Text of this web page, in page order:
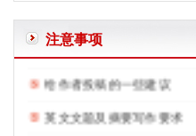
注意事项
给作者投稿的一些建议
英文文题及摘要写作要求
正确使用表格中的空白—和0